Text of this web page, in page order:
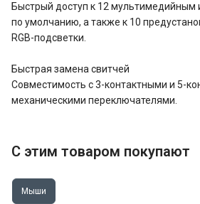
Быстрый доступ к 12
по умолчанию, а также к 10
RGB-подсветки.
Быстрая замена свитчей
Совместимость с 3-контактными и 5-
механическими переключателями.
С этим товаром покупают
Мыши